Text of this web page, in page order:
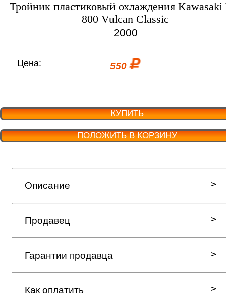
Тройник пластиковый охлаждения
800 Vulcan Classic
2000
Цена: 550
КУПИТЬ
ПОЛОЖИТЬ В КОРЗИНУ
Описание
Продавец
Гарантии продавца
Как оплатить